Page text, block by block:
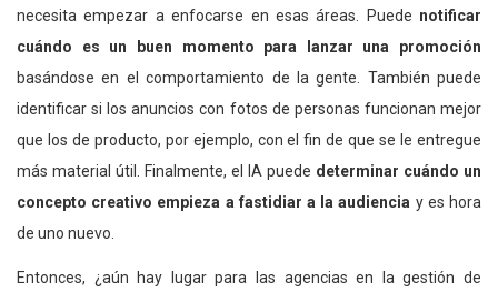
necesita empezar a enfocarse en esas áreas. Puede notificar
cuándo es un buen momento para lanzar una promoción
basándose en el comportamiento de la gente. También puede
identificar si los anuncios con fotos de personas funcionan mejor
que los de producto, por ejemplo, con el fin de que se le entregue
más material útil. Finalmente, el IA puede determinar cuándo un
concepto creativo empieza a fastidiar a la audiencia y es hora
de uno nuevo.
Entonces, ¿aún hay lugar para las agencias en la gestión de